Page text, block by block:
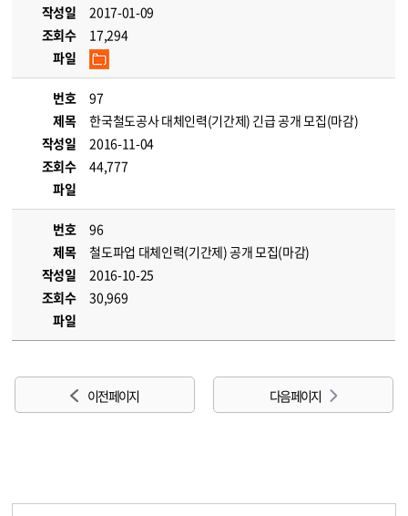
작성일
2017-01-09
조회수
17,294
파일
번호
97
제목
한국철도공사 대체인력(기간제) 긴급 공개 모집(마감)
작성일
2016-11-04
조회수
44,777
파일
번호
96
제목
철도파업 대체인력(기간제) 공개 모집(마감)
작성일
2016-10-25
조회수
30,969
파일
이전 페이지 다음 페이지